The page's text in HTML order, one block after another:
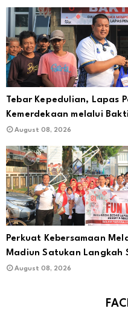
Tebar Kepedulian, Lapas
Kemerdekaan melalui Bakti
August 08, 2026
Perkuat Kebersamaan
Madiun Satukan Langkah
August 08, 2026